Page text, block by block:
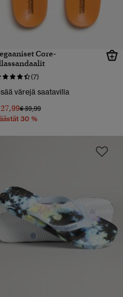
Core-
(7)
värejä saatavilla
Hinta alennettu hinnasta
€ 39,99hintaan
30 %